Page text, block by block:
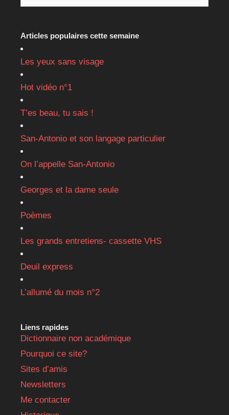
Articles populaires cette semaine
Les yeux sans visage
Hot vidéo n°1
T’es beau, tu sais !
San-Antonio et son langage particulier
On l’appelle San-Antonio
Georges et la dame seule
Poèmes
Les grands entretiens- cassette VHS
Deuil express
L’allumé du mois n°2
Liens rapides
Dictionnaire non académique
Pourquoi ce site?
Sites d’amis
Newsletters
Me contacter